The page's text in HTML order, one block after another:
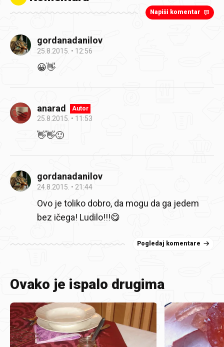
Napiši komentar
gordanadanilov
25.8.2015. 12:56
😀👋
anarad Autor
25.8.2015. 11:53
👋👋🙂
gordanadanilov
24.8.2015. 21:44
Ovo je toliko dobro, da mogu da ga jedem
bez ičega! Ludilo!!!😋
Pogledaj komentare
Ovako je ispalo drugima